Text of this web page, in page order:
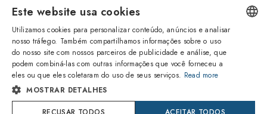
ENGLISH
ITALIAN
Este website usa cookies
Utilizamos cookies para personalizar conteúdo, anúncios e analisar
nosso tráfego. Também compartilhamos informações sobre o uso
do nosso site com nossos parceiros de publicidade e análise, que
podem combiná-las com outras informações que você forneceu a
eles ou que eles coletaram do uso de seus serviços. Read more
MOSTRAR DETALHES